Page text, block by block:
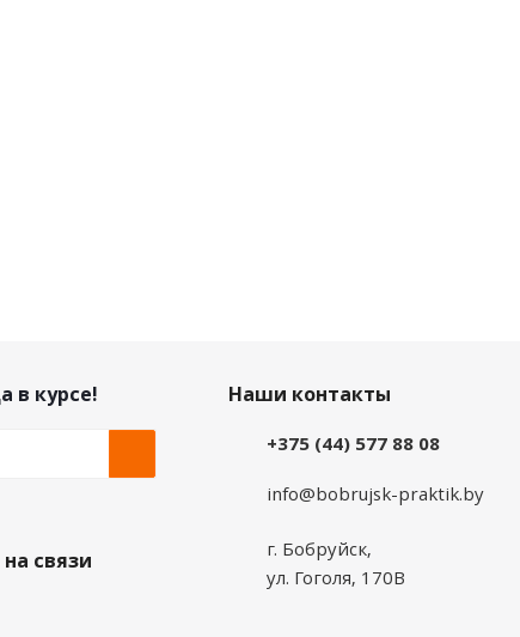
в курсе!
связи
Наши контакты
+375 (44) 577 88 08
info@bobrujsk-praktik.by
г. Бобруйск,
ул. Гоголя, 170В